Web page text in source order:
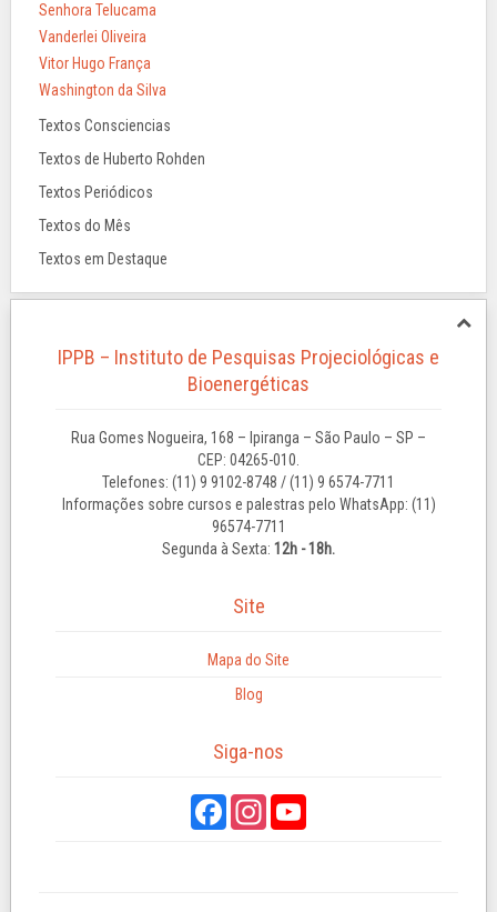
Senhora Telucama
Vanderlei Oliveira
Vitor Hugo França
Washington da Silva
Textos Consciencias
Textos de Huberto Rohden
Textos Periódicos
Textos do Mês
Textos em Destaque
IPPB – Instituto de Pesquisas Projeciológicas e
Bioenergéticas
Rua Gomes Nogueira, 168 – Ipiranga – São Paulo – SP –
CEP: 04265-010.
Telefones: (11) 9 9102-8748 / (11) 9 6574-7711
Informações sobre cursos e palestras pelo WhatsApp: (11)
96574-7711
Segunda à Sexta: 12h - 18h.
Site
Mapa do Site
Blog
Siga-nos